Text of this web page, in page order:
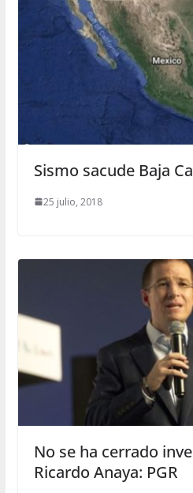
Sismo sacude Baja
25 julio, 2018
No se ha cerrado
Ricardo Anaya: PGR